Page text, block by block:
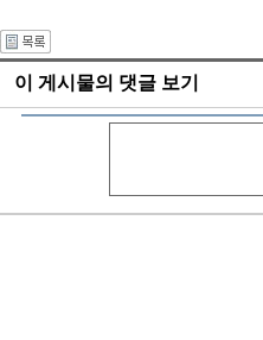
이 게시물의 댓글 보기